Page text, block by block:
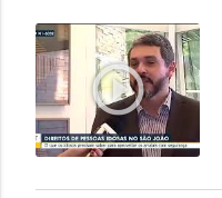
play_circle_outline